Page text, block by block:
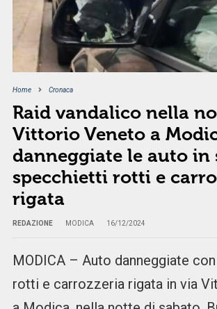
Home Cronaca
Raid vandalico nella
Vittorio Veneto a
danneggiate le auto in
specchietti rotti e
rigata
REDAZIONE MODICA 16/12/2024
MODICA – Auto danneggiate
rotti e carrozzeria rigata in via